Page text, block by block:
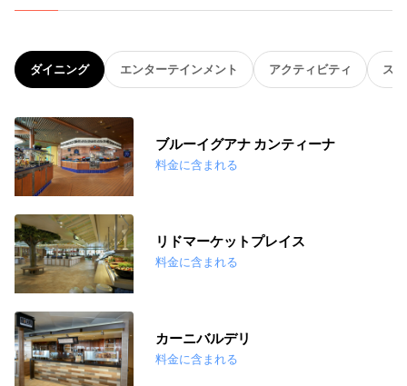
ダイニング エンターテインメント アクティビティ ス
ブルーイグアナ カンティーナ
料金に含まれる
リドマーケットプレイス
料金に含まれる
カーニバルデリ
料金に含まれる